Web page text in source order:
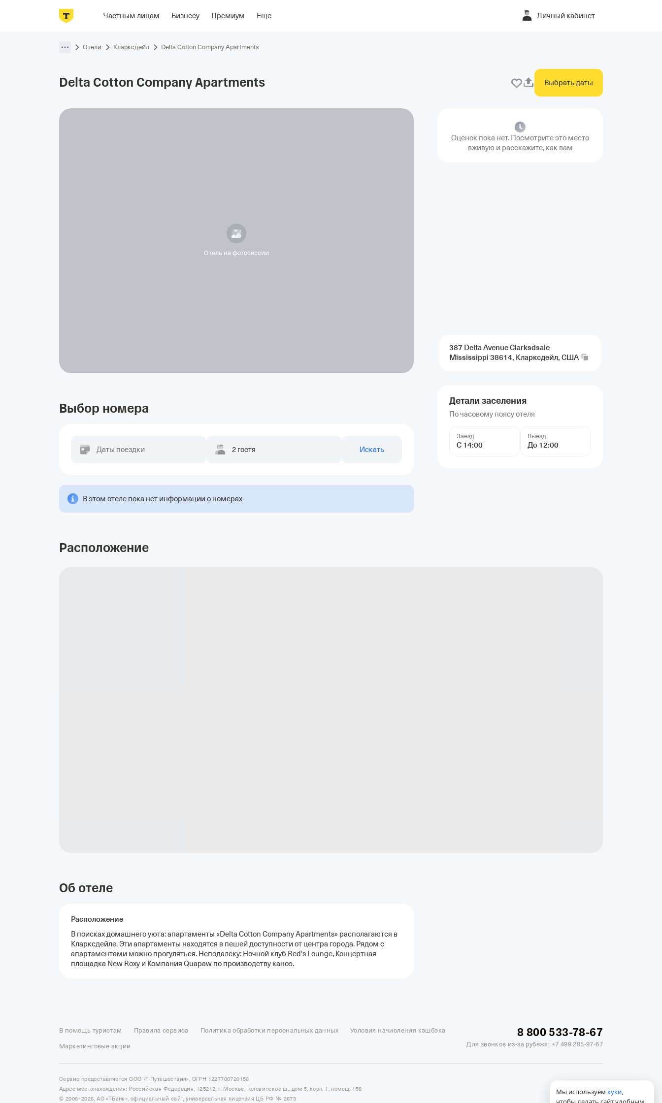
Частным лицам Бизнесу Премиум Еще Личный кабинет
Фотографии НомераРасположениеОб отеле
Отели Кларксдейл Delta Cotton Company Apartments
Delta Cotton CompanyApartments Выбрать даты
Отель на фотосессии
Оценок пока нет. Посмотрите это место
вживую и расскажите, как вам
387 Delta Avenue Clarksdsale
Mississippi 38614, Кларксдейл, США
Детали заселения
По часовому поясу отеля
Заезд
С 14:00
Выезд
До 12:00
Выбор номера
Даты поездки 2 гостя Искать
В этом отеле пока нет информации о номерах
Расположение
Об отеле
Расположение
В поисках домашнего уюта: апартаменты «Delta Cotton Company Apartments» располагаются в
Кларксдейле. Эти апартаменты находятся в пешей доступности от центра города. Рядом с
апартаментами можно прогуляться. Неподалёку: Ночной клуб Red's Lounge, Концертная
площадка New Roxy и Компания Quapaw по производству каноэ.
Отель Космос в Москве
Отель Президент Отель Рэдиссон в Сочи Отель Гринвуд Отель Soluxe в Москве
Отель Измайлово Альфа
Отели в Сочи Отели в Ярославле Отели в Абхазии Отели в Сортавале Еще
В помощь туристам Правила сервиса Политика обработки персональных данных Условия начисления кэшбэка
Маркетинговые акции
8 800 533-78-67
Для звонков из-за рубежа: +7 499 285-97-67
Сервис предоставляется ООО «Т-Путешествия», ОГРН 1227700720158
Адрес местонахождения: Российская Федерация, 125212, г. Москва, Головинское ш., дом 5, корп. 1, помещ. 158
© 2006–2026, АО «ТБанк», официальный сайт, универсальная лицензия ЦБ РФ № 2673
Мы используем куки,